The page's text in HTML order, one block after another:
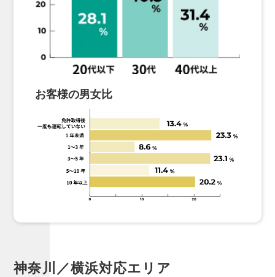
お客様の男女比
神奈川／横浜対応エリア